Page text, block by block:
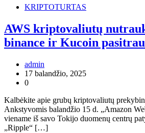
KRIPTOTURTAS
AWS kriptovaliutų
binance ir Kucoin
admin
17 balandžio, 2025
0
Kalbėkite apie grubų kriptovaliutų
Ankstyvomis balandžio 15 d. „Amazon
viename iš savo Tokijo duomenų centrų
„Ripple“ […]